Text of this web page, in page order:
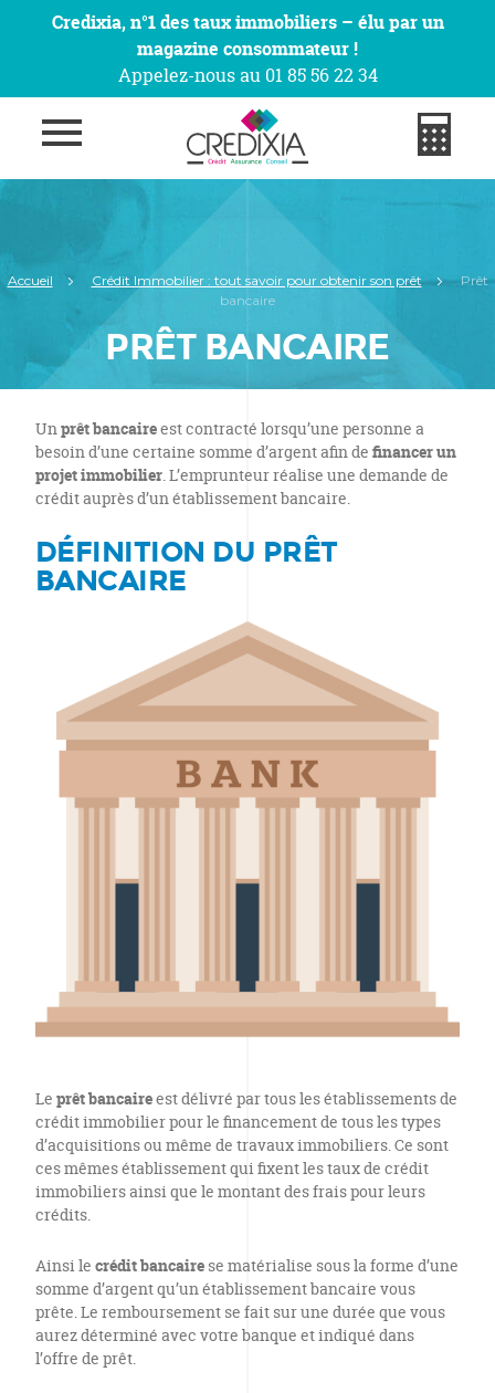
Credixia, n°1 des taux immobiliers – élu par un
magazine consommateur !
Appelez-nous au 01 85 56 22 34
Accueil Crédit Immobilier : tout savoir pour obtenir son prêt
Prêt
bancaire
PRÊT BANCAIRE
Unprêt bancaireest contracté lorsqu’une personne a
besoin d’une certaine somme d’argent afin de financer un
projet immobilier. L’emprunteur réalise une demande de
crédit auprès d’un établissement bancaire.
DÉFINITION DU PRÊT
BANCAIRE
Le prêt bancaireest délivré par tous les établissements de
crédit immobilier pour le financement de tous les types
d’acquisitions ou même de travaux immobiliers. Ce sont
ces mêmes établissement qui fixent les taux de crédit
immobiliers ainsi que le montant des frais pour leurs
crédits.
Ainsi le crédit bancaire se matérialise sous la forme d’une
somme d’argent qu’un établissement bancaire vous
prête. Le remboursement se fait sur une durée que vous
aurez déterminé avec votre banque et indiqué dans
l’offre de prêt.